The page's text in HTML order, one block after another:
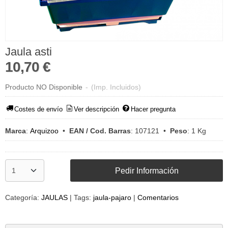
Jaula asti
10,70 €
Producto NO Disponible - (Imp. Incluidos)
Costes de envío Ver descripción Hacer pregunta
Marca: Arquizoo • EAN / Cod. Barras: 107121 • Peso: 1 Kg
Pedir Información
Categoría: JAULAS | Tags: jaula-pajaro | Comentarios